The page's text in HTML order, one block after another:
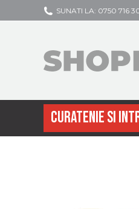
SUNATI LA: 0750 716
CURATENIE SI